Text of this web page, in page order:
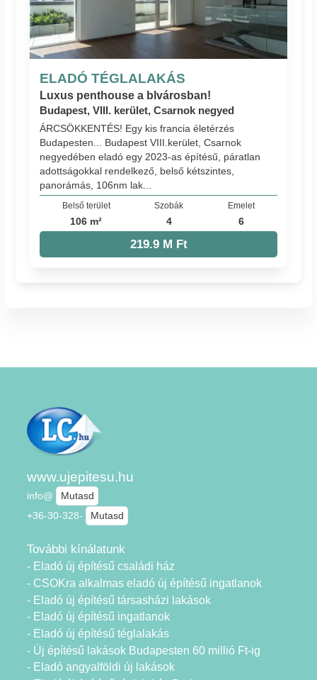
ELADÓ TÉGLALAKÁS
Luxus penthouse a blvárosban!
Budapest, VIII. kerület, Csarnok negyed
ÁRCSÖKKENTÉS! Egy kis francia életérzés
Budapesten... Budapest VIII.kerület, Csarnok
negyedében eladó egy 2023-as építésű, páratlan
adottságokkal rendelkező, belső kétszintes,
panorámás, 106nm lak...
Belső terület
106 m²
Szobák
4
Emelet
6
219.9 M Ft
www.ujepitesu.hu
info@
Mutasd
+36-30-328-
Mutasd
További kínálatunk
- Eladó új építésű családi ház
- CSOKra alkalmas eladó új építésű ingatlanok
- Eladó új építésű társasházi lakások
- Eladó új építésű ingatlanok
- Eladó új építésű téglalakás
- Új építésű lakások Budapesten 60 millió Ft-ig
- Eladó angyalföldi új lakások